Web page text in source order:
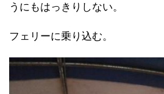
うにもはっきりしない。
フェリーに乗り込む。